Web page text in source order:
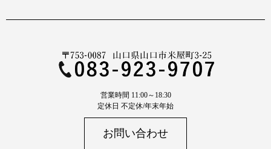
営業時間 11:00～18:30
定休日 不定休/年末年始
お問い合わせ